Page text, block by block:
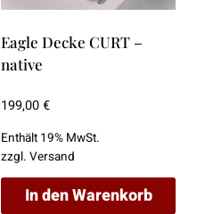
der
Produktseite
gewählt
Eagle Decke CURT –
native
199,00€
Enthält 19% MwSt.
zzgl. Versand
In den Warenkorb